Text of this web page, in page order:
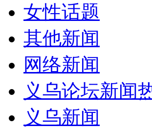
女性话题
其他新闻
网络新闻
义乌论坛新闻
义乌新闻